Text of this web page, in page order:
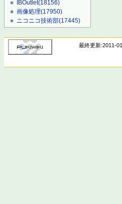
IBOutlet(18156)
画像処理(17950)
ニコニコ技術部(17445)
最終更新:2011-